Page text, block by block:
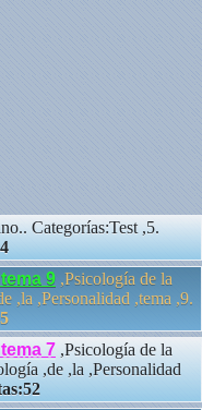
Categorías:Test ,5.
9 ,Psicología de la
,la ,Personalidad ,tema ,9.
7 ,Psicología de la
,de ,la ,Personalidad